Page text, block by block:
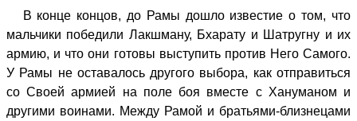
В конце концов, до Рамы дошло известие о том, что
мальчики победили Лакшману, Бхарату и Шатругну и их
армию, и что они готовы выступить против Него Самого.
У Рамы не оставалось другого выбора, как отправиться
со Своей армией на поле боя вместе с Хануманом и
другими воинами. Между Рамой и братьями-близнецами